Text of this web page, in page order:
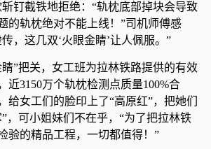
钉截铁地拒绝：“轨枕底部掉块会导致
的轨枕绝对不能上线！”司机师傅感
，这几双‘火眼金睛’让人佩服。”
”把关，女工班为拉林铁路提供的有效
近3150万个轨枕检测点质量100%合
给女工们的脸印上了“高原红”，把她们
，可小姐妹们不在乎，“为了把拉林铁
验的精品工程，一切都值得！”